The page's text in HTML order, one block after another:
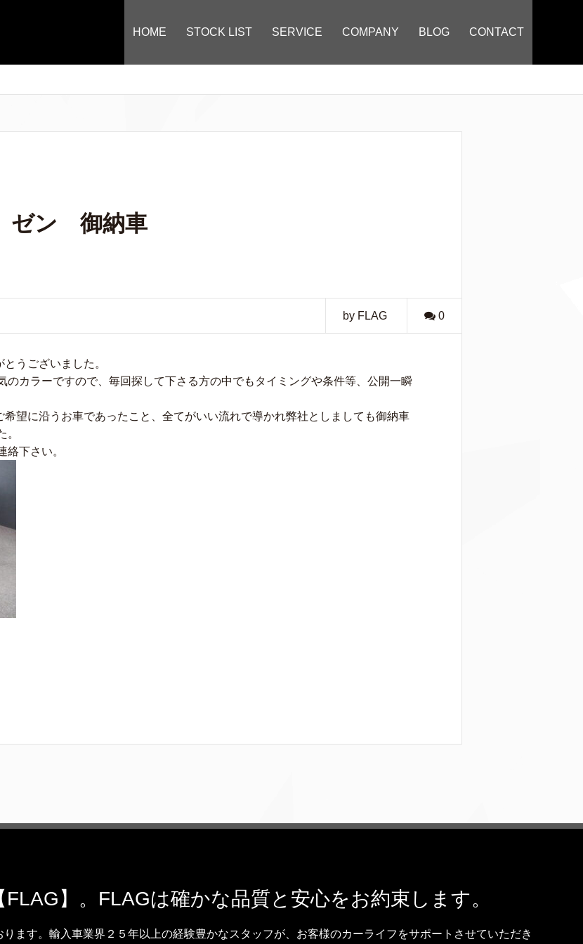
HOME STOCK LIST SERVICE COMPANY BLOG CONTACT
ン 御納車
by FLAG 0
うございました。
のカラーですので、毎回探して下さる方の中でもタイミングや条件等、公開一瞬
望に沿うお車であったこと、全てがいい流れで導かれ弊社としましても御納車
。
下さい。
】。FLAGは確かな品質と安心をお約束します。
ます。輸入車業界２５年以上の経験豊かなスタッフが、お客様のカーライフをサポートさせていただき